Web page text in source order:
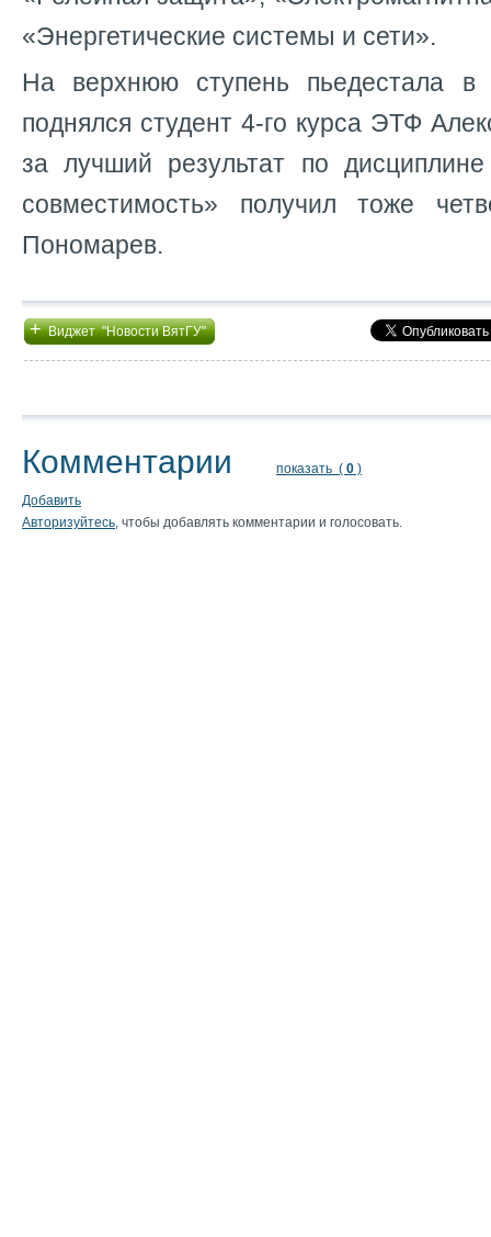
«Энергетические системы и сети».
На верхнюю ступень пьедестала в
поднялся студент 4-го курса ЭТФ
за лучший результат по дисциплине
совместимость» получил тоже
Пономарев.
+Виджет "Новости ВятГУ"
Комментарии показать ( 0 )
Добавить
Авторизуйтесь, чтобы добавлять комментарии и голосовать.